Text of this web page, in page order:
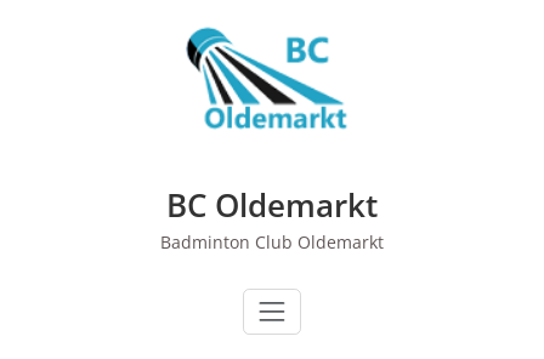
BC Oldemarkt
Badminton Club Oldemarkt